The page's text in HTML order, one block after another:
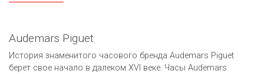
Audemars Piguet
История знаменитого часового бренда Audemars Piguet
берет свое начало в далеком XVI веке. Часы Audemars